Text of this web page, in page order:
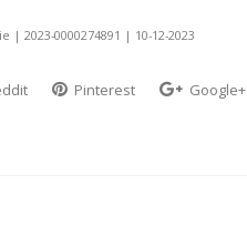
2023-0000274891 | 10-12-2023
Pinterest Google+